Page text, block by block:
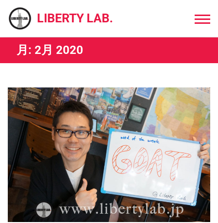
content
LIBERTY LAB.
月:2月 2020